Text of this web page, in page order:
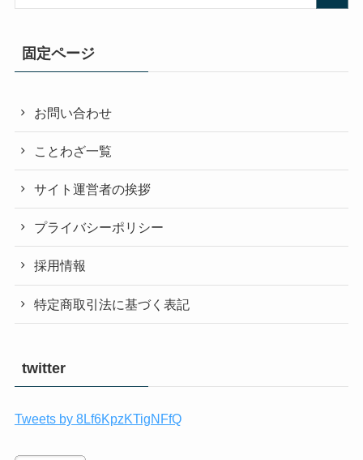
固定ページ
お問い合わせ
ことわざ一覧
サイト運営者の挨拶
プライバシーポリシー
採用情報
特定商取引法に基づく表記
twitter
Tweets by 8Lf6KpzKTigNFfQ